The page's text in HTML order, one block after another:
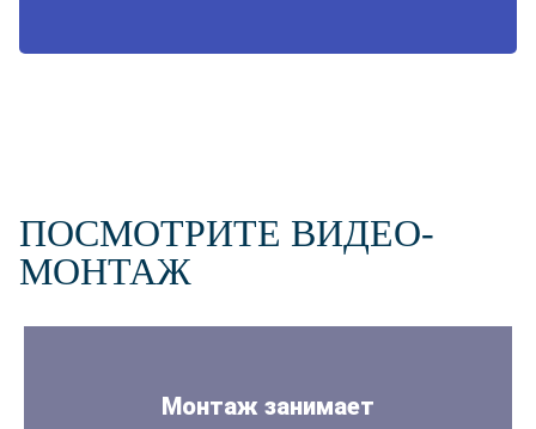
ПОСМОТРИТЕ ВИДЕО-
МОНТАЖ
Монтаж занимает